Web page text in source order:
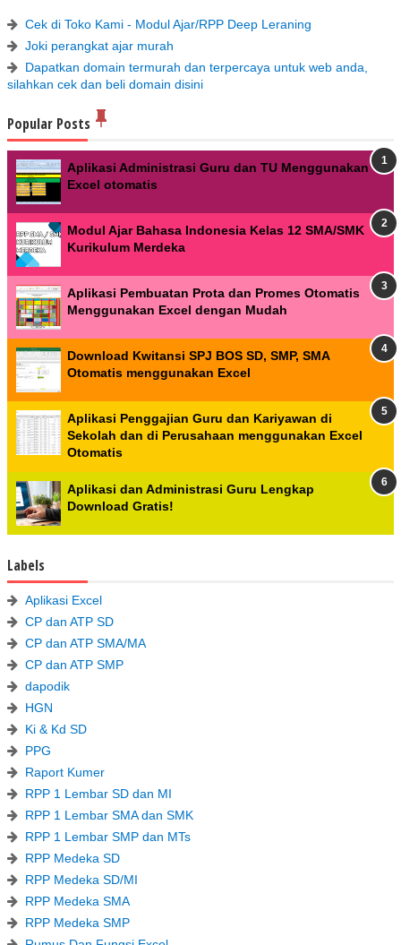
Cek di Toko Kami - Modul Ajar/RPP Deep Leraning
Joki perangkat ajar murah
Dapatkan domain termurah dan terpercaya untuk web anda,
silahkan cek dan beli domain disini
Popular Posts
Aplikasi Administrasi Guru dan TU Menggunakan
Excel otomatis
Modul Ajar Bahasa Indonesia Kelas 12 SMA/SMK
Kurikulum Merdeka
Aplikasi Pembuatan Prota dan Promes Otomatis
Menggunakan Excel dengan Mudah
Download Kwitansi SPJ BOS SD, SMP, SMA
Otomatis menggunakan Excel
Aplikasi Penggajian Guru dan Kariyawan di
Sekolah dan di Perusahaan menggunakan Excel
Otomatis
Aplikasi dan Administrasi Guru Lengkap
Download Gratis!
Labels
Aplikasi Excel
CP dan ATP SD
CP dan ATP SMA/MA
CP dan ATP SMP
dapodik
HGN
Ki & Kd SD
PPG
Raport Kumer
RPP 1 Lembar SD dan MI
RPP 1 Lembar SMA dan SMK
RPP 1 Lembar SMP dan MTs
RPP Medeka SD
RPP Medeka SD/MI
RPP Medeka SMA
RPP Medeka SMP